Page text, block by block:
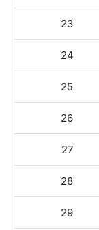
23
24
25
26
27
28
29